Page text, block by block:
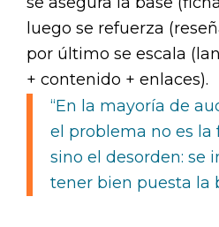
luego se refuerza
por último se escala
+ contenido + enlaces).
“En la mayoría de
el problema no es la
sino el desorden: se
tener bien puesta la